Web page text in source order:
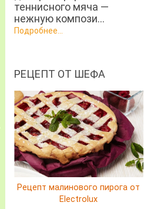
теннисного мяча —
нежную компози...
Подробнее...
РЕЦЕПТ ОТ ШЕФА
Рецепт малинового пирога от
Electrolux